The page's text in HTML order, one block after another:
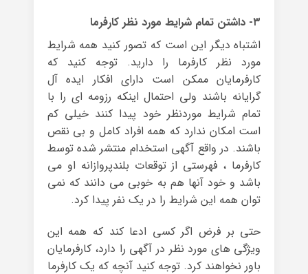
۳- داشتن تمام شرایط مورد نظر کارفرما
اشتباه دیگر این است که تصور کنید همه شرایط
مورد نظر کارفرما را دارید. توجه کنید که
کارفرمایان ممکن است دارای افکار ایده آل
گرایانه باشند ولی احتمال اینکه رزومه ای را با
تمام شرایط موردنظر خود پیدا کنند خیلی کم
است امکان ندارد که همه افراد کامل و بی نقص
باشند. در واقع آگهی استخدام منتشر شده توسط
کارفرما ، فهرستی از توقعات بلندپروازانه او می
باشد و خود آنها هم به خوبی می دانند که نمی
توان همه این شرایط را در یک نفر پیدا کرد.
حتی بر فرض اگر کسی ادعا کند که همه این
ویژگی های مورد نظر در آگهی را دارد، کارفرمایان
باور نخواهند کرد. توجه کنید آنچه که یک کارفرما